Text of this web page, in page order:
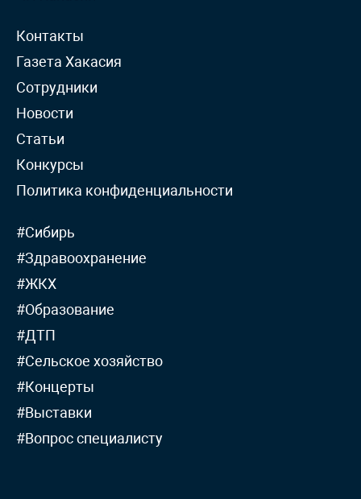
Контакты
Газета Хакасия
Сотрудники
Новости
Статьи
Конкурсы
Политика конфиденциальности
#Сибирь
#Здравоохранение
#ЖКХ
#Образование
#ДТП
#Сельское хозяйство
#Концерты
#Выставки
#Вопрос специалисту